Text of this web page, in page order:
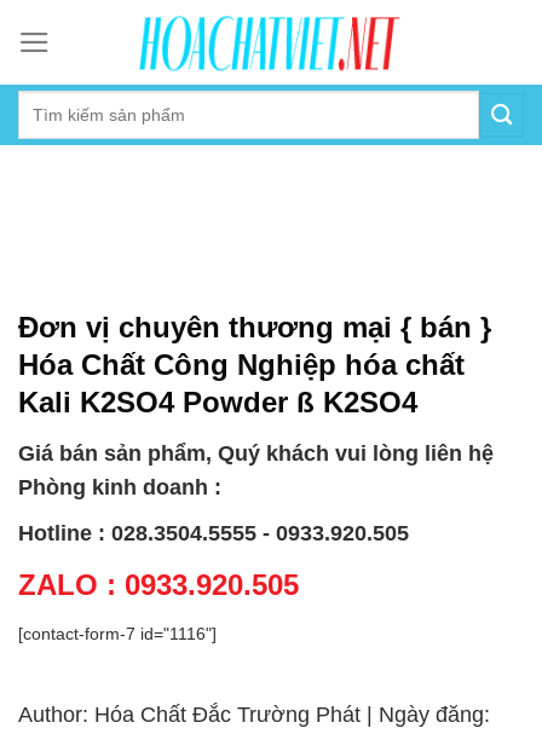
content
Đơn vị chuyên thương mại { bán }
Hóa Chất Công Nghiệp hóa chất
Kali K2SO4 Powder ß K2SO4
Giá bán sản phẩm, Quý khách vui lòng liên hệ
Phòng kinh doanh :
Hotline : 028.3504.5555 - 0933.920.505
ZALO : 0933.920.505
[contact-form-7 id="1116"]
Author: Hóa Chất Đắc Trường Phát | Ngày đăng: